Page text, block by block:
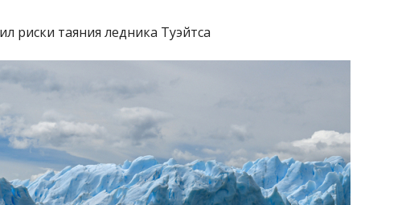
риски таяния ледника Туэйтса